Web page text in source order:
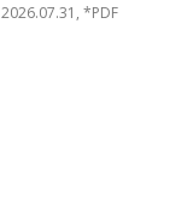
2026.07.31, *PDF